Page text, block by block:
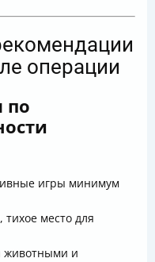
операции
по
игры минимум
место для
животными и